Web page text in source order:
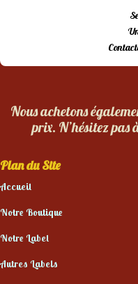
Nous achetons
prix. N’hésitez pas
Plan du Site
Accueil
Notre Boutique
Notre Label
Autres Labels